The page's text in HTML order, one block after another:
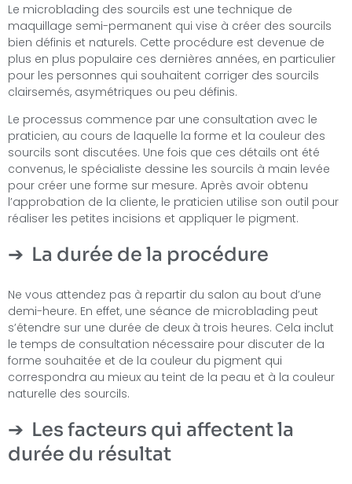
Le microblading des sourcils est une technique de
maquillage semi-permanent qui vise à créer des sourcils
bien définis et naturels. Cette procédure est devenue de
plus en plus populaire ces dernières années, en particulier
pour les personnes qui souhaitent corriger des sourcils
clairsemés, asymétriques ou peu définis.
Le processus commence par une consultation avec le
praticien, au cours de laquelle la forme et la couleur des
sourcils sont discutées. Une fois que ces détails ont été
convenus, le spécialiste dessine les sourcils à main levée
pour créer une forme sur mesure. Après avoir obtenu
l’approbation de la cliente, le praticien utilise son outil pour
réaliser les petites incisions et appliquer le pigment.
La durée de la procédure
Ne vous attendez pas à repartir du salon au bout d’une
demi-heure. En effet, une séance de microblading peut
s’étendre sur une durée de deux à trois heures. Cela inclut
le temps de consultation nécessaire pour discuter de la
forme souhaitée et de la couleur du pigment qui
correspondra au mieux au teint de la peau et à la couleur
naturelle des sourcils.
Les facteurs qui affectent la
durée du résultat